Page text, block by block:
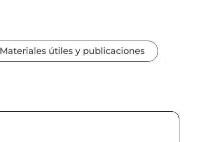
Materiales útiles y publicaciones